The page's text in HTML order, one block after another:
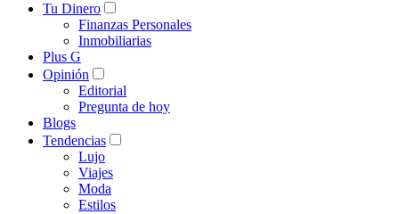
Tu Dinero
Finanzas Personales
Inmobiliarias
Plus G
Opinión
Editorial
Pregunta de hoy
Blogs
Tendencias
Lujo
Viajes
Moda
Estilos